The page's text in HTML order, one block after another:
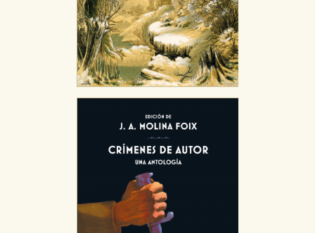
Puede consultar nuestrapolítica de cookies